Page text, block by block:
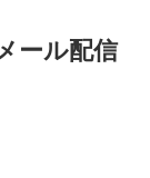
ール配信